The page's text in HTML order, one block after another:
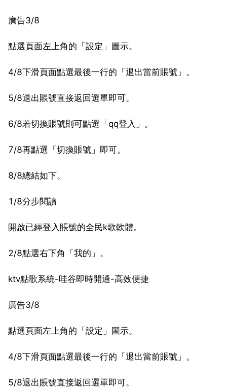
廣告3/8
點選頁面左上角的「設定」圖示。
4/8下滑頁面點選最後一行的「退出當前賬號」。
5/8退出賬號直接返回選單即可。
6/8若切換賬號則可點選「qq登入」。
7/8再點選「切換賬號」即可。
8/8總結如下。
1/8分步閱讀
開啟已經登入賬號的全民k歌軟體。
2/8點選右下角「我的」。
ktv點歌系統-哇谷即時開通-高效便捷
廣告3/8
點選頁面左上角的「設定」圖示。
4/8下滑頁面點選最後一行的「退出當前賬號」。
5/8退出賬號直接返回選單即可。